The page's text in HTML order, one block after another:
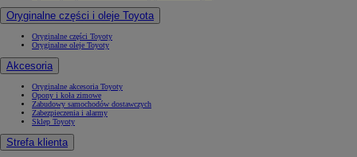
Oryginalne części i oleje Toyota
Oryginalne części Toyoty
Oryginalne oleje Toyoty
Akcesoria
Oryginalne akcesoria Toyoty
Opony i koła zimowe
Zabudowy samochodów dostawczych
Zabezpieczenia i alarmy
Sklep Toyoty
Strefa klienta